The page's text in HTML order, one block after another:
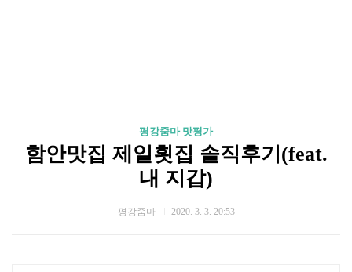
평강줌마 맛평가
함안맛집 제일횟집 솔직후기(feat.
내 지갑)
평강줌마 2020. 3. 3. 20:53